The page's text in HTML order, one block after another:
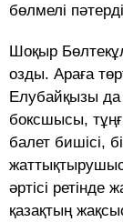
бөлмелі
Шоқыр
озды. Араға
Елубайқызы да
боксшысы,
балет бишісі,
әртісі ретінде
қазақтың